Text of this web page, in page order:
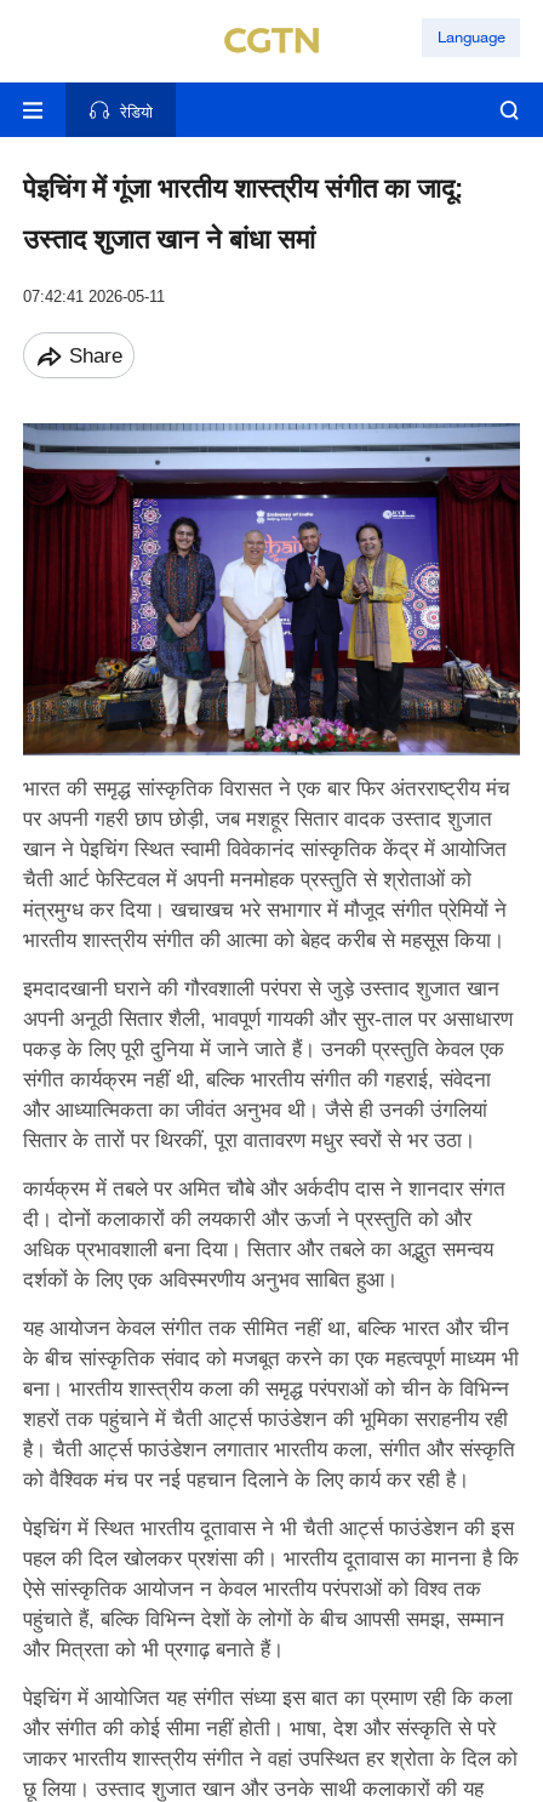
Language
रेडियो
पेइचिंग में गूंजा भारतीय शास्त्रीय संगीत का जादू:
उस्ताद शुजात खान ने बांधा समां
07:42:41 2026-05-11
Share
भारत की समृद्ध सांस्कृतिक विरासत ने एक बार फिर अंतरराष्ट्रीय मंच
पर अपनी गहरी छाप छोड़ी, जब मशहूर सितार वादक उस्ताद शुजात
खान ने पेइचिंग स्थित स्वामी विवेकानंद सांस्कृतिक केंद्र में आयोजित
चैती आर्ट फेस्टिवल में अपनी मनमोहक प्रस्तुति से श्रोताओं को
मंत्रमुग्ध कर दिया। खचाखच भरे सभागार में मौजूद संगीत प्रेमियों ने
भारतीय शास्त्रीय संगीत की आत्मा को बेहद करीब से महसूस किया।
इमदादखानी घराने की गौरवशाली परंपरा से जुड़े उस्ताद शुजात खान
अपनी अनूठी सितार शैली, भावपूर्ण गायकी और सुर-ताल पर असाधारण
पकड़ के लिए पूरी दुनिया में जाने जाते हैं। उनकी प्रस्तुति केवल एक
संगीत कार्यक्रम नहीं थी, बल्कि भारतीय संगीत की गहराई, संवेदना
और आध्यात्मिकता का जीवंत अनुभव थी। जैसे ही उनकी उंगलियां
सितार के तारों पर थिरकीं, पूरा वातावरण मधुर स्वरों से भर उठा।
कार्यक्रम में तबले पर अमित चौबे और अर्कदीप दास ने शानदार संगत
दी। दोनों कलाकारों की लयकारी और ऊर्जा ने प्रस्तुति को और
अधिक प्रभावशाली बना दिया। सितार और तबले का अद्भुत समन्वय
दर्शकों के लिए एक अविस्मरणीय अनुभव साबित हुआ।
यह आयोजन केवल संगीत तक सीमित नहीं था, बल्कि भारत और चीन
के बीच सांस्कृतिक संवाद को मजबूत करने का एक महत्वपूर्ण माध्यम भी
बना। भारतीय शास्त्रीय कला की समृद्ध परंपराओं को चीन के विभिन्न
शहरों तक पहुंचाने में चैती आर्ट्स फाउंडेशन की भूमिका सराहनीय रही
है। चैती आर्ट्स फाउंडेशन लगातार भारतीय कला, संगीत और संस्कृति
को वैश्विक मंच पर नई पहचान दिलाने के लिए कार्य कर रही है।
पेइचिंग में स्थित भारतीय दूतावास ने भी चैती आर्ट्स फाउंडेशन की इस
पहल की दिल खोलकर प्रशंसा की। भारतीय दूतावास का मानना है कि
ऐसे सांस्कृतिक आयोजन न केवल भारतीय परंपराओं को विश्व तक
पहुंचाते हैं, बल्कि विभिन्न देशों के लोगों के बीच आपसी समझ, सम्मान
और मित्रता को भी प्रगाढ़ बनाते हैं।
पेइचिंग में आयोजित यह संगीत संध्या इस बात का प्रमाण रही कि कला
और संगीत की कोई सीमा नहीं होती। भाषा, देश और संस्कृति से परे
जाकर भारतीय शास्त्रीय संगीत ने वहां उपस्थित हर श्रोता के दिल को
छू लिया। उस्ताद शुजात खान और उनके साथी कलाकारों की यह